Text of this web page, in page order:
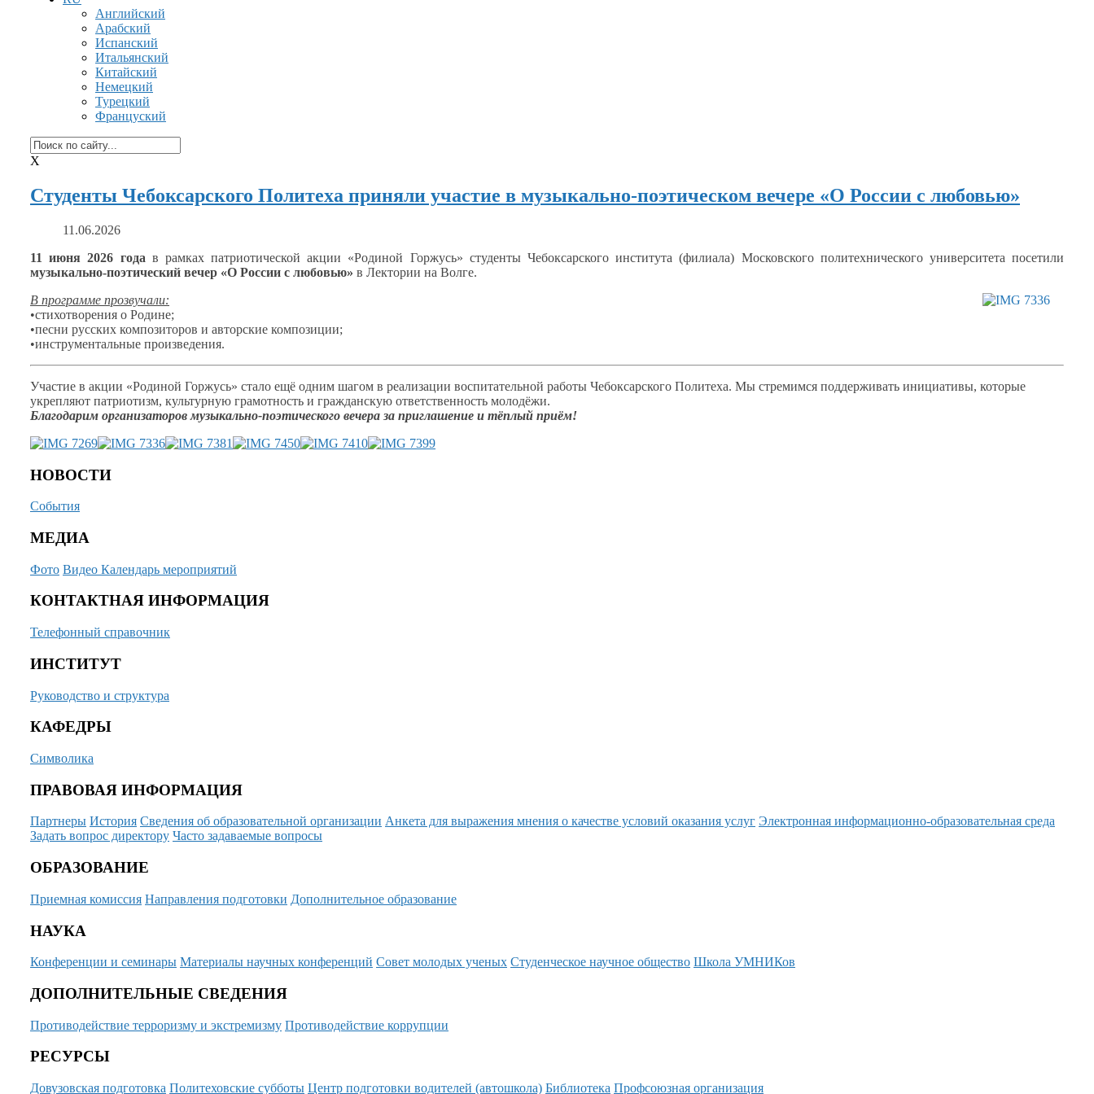
Английский
Арабский
Испанский
Итальянский
Китайский
Немецкий
Турецкий
Француский
X
Студенты Чебоксарского Политеха приняли участие в музыкально‑поэтическом вечере «О России с любовью»
11.06.2026
11 июня2026 года в рамкахпатриотической акции «Родиной Горжусь» студенты Чебоксарского института (филиала) Московского политехнического университета посетили
музыкально‑поэтический вечер «О России с любовью» в Лектории на Волге.
В программе прозвучали:
•стихотворения о Родине;
•песни русских композиторов и авторские композиции;
•инструментальные произведения.
Участие в акции «Родиной Горжусь» стало ещё одним шагом в реализации воспитательной работы Чебоксарского Политеха. Мы стремимся поддерживать инициативы, которые
укрепляют патриотизм, культурную грамотность и гражданскую ответственность молодёжи.
Благодарим организаторов музыкально‑поэтического вечера за приглашение и тёплый приём!
НОВОСТИ
События
МЕДИА
Фото Видео Календарь мероприятий
КОНТАКТНАЯ ИНФОРМАЦИЯ
Телефонный справочник
ИНСТИТУТ
Руководство и структура
КАФЕДРЫ
Символика
ПРАВОВАЯ ИНФОРМАЦИЯ
Партнеры История Сведения об образовательной организации Анкета для выражения мнения о качестве условий оказания услуг Электронная информационно-образовательная среда
Задать вопрос директору Часто задаваемые вопросы
ОБРАЗОВАНИЕ
Приемная комиссия Направления подготовки Дополнительное образование
НАУКА
Конференции и семинары Материалы научных конференций Совет молодых ученых Студенческое научное общество Школа УМНИКов
ДОПОЛНИТЕЛЬНЫЕ СВЕДЕНИЯ
Противодействие терроризму и экстремизму Противодействие коррупции
РЕСУРСЫ
Довузовская подготовка Политеховские субботы Центр подготовки водителей (автошкола) Библиотека Профсоюзная организация